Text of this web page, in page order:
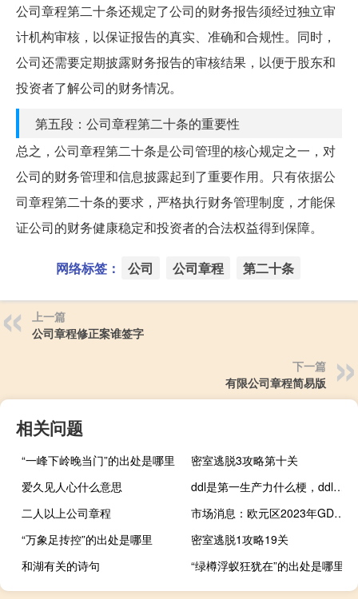
公司章程第二十条还规定了公司的财务报告须经过独立审
计机构审核，以保证报告的真实、准确和合规性。同时，
公司还需要定期披露财务报告的审核结果，以便于股东和
投资者了解公司的财务情况。
第五段：公司章程第二十条的重要性
总之，公司章程第二十条是公司管理的核心规定之一，对
公司的财务管理和信息披露起到了重要作用。只有依据公
司章程第二十条的要求，严格执行财务管理制度，才能保
证公司的财务健康稳定和投资者的合法权益得到保障。
网络标签： 公司 公司章程 第二十条
上一篇
公司章程修正案谁签字
下一篇
有限公司章程简易版
相关问题
“一峰下岭晚当门”的出处是哪里
密室逃脱3攻略第十关
爱久见人心什么意思
ddl是第一生产力什么梗，ddl是第一生产力是什么意思？什么梗
二人以上公司章程
市场消息：欧元区2023年GDP预期下调至0.6%2024年为1.2%
“万象足抟控”的出处是哪里
密室逃脱1攻略19关
和湖有关的诗句
“绿樽浮蚁狂犹在”的出处是哪里